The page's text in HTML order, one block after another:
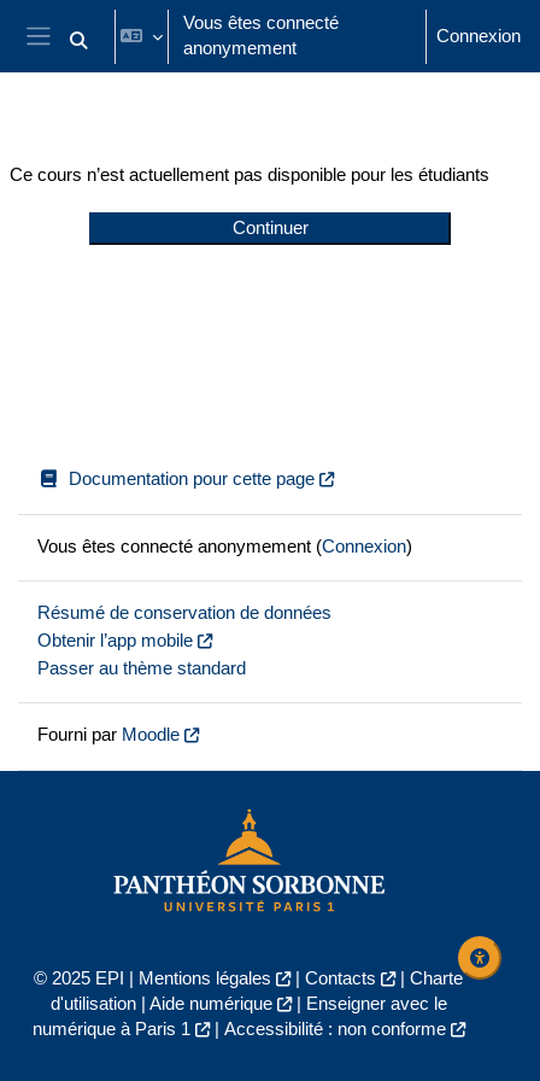
Passer au contenu principal
Panneau latéral
Activer/désactiver la saisie de recherche
Vous êtes connecté
anonymement
Connexion
Ce cours n’est actuellement pas disponible pour les étudiants
Continuer
Documentation pour cette page
Vous êtes connecté anonymement (Connexion)
Résumé de conservation de données
Obtenir l’app mobile
Passer au thème standard
Fourni par Moodle
© 2025 EPI | Mentions légales | Contacts | Charte
d'utilisation| Aide numérique |
Enseigner avec le
numérique à Paris 1
| Accessibilité : non conforme